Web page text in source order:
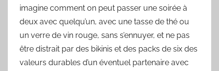
imagine comment on peut passer une soirée à
deux avec quelqu’un, avec une tasse de thé ou
un verre de vin rouge, sans s’ennuyer, et ne pas
être distrait par des bikinis et des packs de six des
valeurs durables d’un éventuel partenaire avec